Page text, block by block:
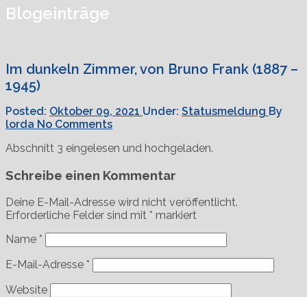
Blogeinträge
Im dunkeln Zimmer, von Bruno Frank (1887 –
1945)
Posted: Oktober 09, 2021 Under: Statusmeldung By
lorda No Comments
Abschnitt 3 eingelesen und hochgeladen.
Schreibe einen Kommentar
Deine E-Mail-Adresse wird nicht veröffentlicht.
Erforderliche Felder sind mit * markiert
Name *
E-Mail-Adresse *
Website